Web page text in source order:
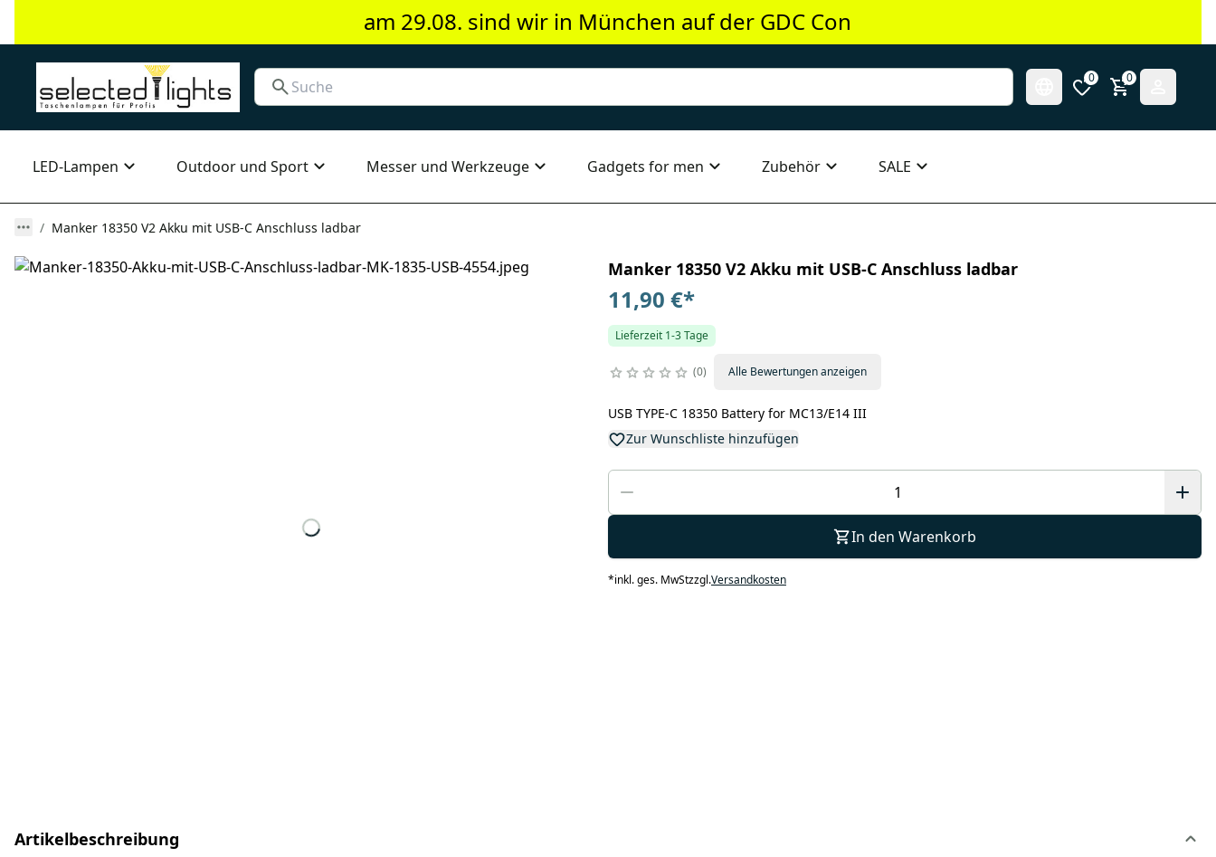
am 29.08. sind wir in München auf der GDC Con
0 0
LED-Lampen Outdoor und Sport Messer und Werkzeuge Gadgets for men Zubehör SALE
Manker 18350 V2 Akku mit USB-C Anschluss ladbar
Manker 18350 V2 Akku mit USB-C Anschluss ladbar
11,90 €*
Lieferzeit 1-3 Tage
0 Alle Bewertungen anzeigen
USB TYPE-C 18350 Battery for MC13/E14 III
Zur Wunschliste hinzufügen
In den Warenkorb
*inkl. ges. MwStzzgl.Versandkosten
Artikelbeschreibung